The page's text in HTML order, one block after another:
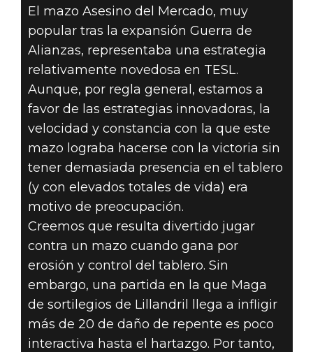
El mazo Asesino del Mercado, muy
popular tras la expansión Guerra de
Alianzas, representaba una estrategia
relativamente novedosa en TESL.
Aunque, por regla general, estamos a
favor de las estrategias innovadoras, la
velocidad y constancia con la que este
mazo lograba hacerse con la victoria sin
tener demasiada presencia en el tablero
(y con elevados totales de vida) era
motivo de preocupación.
Creemos que resulta divertido jugar
contra un mazo cuando gana por
erosión y control del tablero. Sin
embargo, una partida en la que Maga
de sortilegios de Lillandril llega a infligir
más de 20 de daño de repente es poco
interactiva hasta el hartazgo. Por tanto,